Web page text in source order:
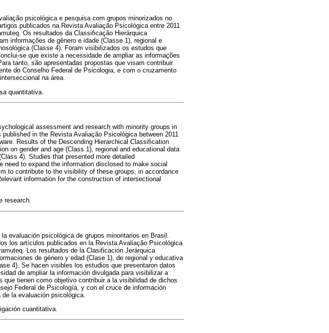
psicológica e pesquisa com grupos minorizados no
publicados na Revista Avaliação Psicológica entre 2011
Os resultados da Classificação Hierárquica
informações de gênero e idade (Classe 1), regional e
(Classe 4). Foram visibilizados os estudos que
se que existe a necessidade de ampliar as informações
tanto, são apresentadas propostas que visam contribuir
do Conselho Federal de Psicologia, e com o cruzamento
na área.
quantitativa.
assessment and research with minority groups in
in the Revista Avaliação Psicológica between 2011
Results of the Descending Hierarchical Classification
on gender and age (Class 1), regional and educational data
4). Studies that presented more detailed
to expand the information disclosed to make social
to contribute to the visibility of these groups, in accordance
information for the construction of intersectional
research.
evaluación psicológica de grupos minoritarios en Brasil.
los artículos publicados en la Revista Avaliação Psicológica
Los resultados de la Clasificación Jerárquica
de género y edad (Clase 1), de regional y educativa
4). Se hacen visibles los estudios que presentaron datos
de ampliar la información divulgada para visibilizar a
tienen como objetivo contribuir a la visibilidad de dichos
Federal de Psicología, y con el cruce de información
la evaluación psicológica.
cuantitativa.